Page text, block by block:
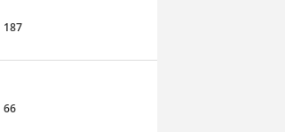
187
66